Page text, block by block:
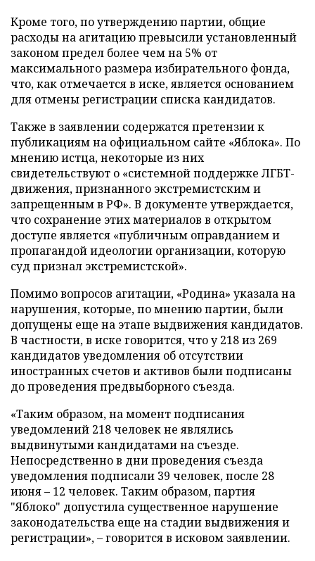
Кроме того, по утверждению партии, общие
расходы на агитацию превысили установленный
законом предел более чем на 5% от
максимального размера избирательного фонда,
что, как отмечается в иске, является основанием
для отмены регистрации списка кандидатов.
Также в заявлении содержатся претензии к
публикациям на официальном сайте «Яблока». По
мнению истца, некоторые из них
свидетельствуют о «системной поддержке ЛГБТ-
движения, признанного экстремистским и
запрещенным в РФ». В документе утверждается,
что сохранение этих материалов в открытом
доступе является «публичным оправданием и
пропагандой идеологии организации, которую
суд признал экстремистской».
Помимо вопросов агитации, «Родина» указала на
нарушения, которые, по мнению партии, были
допущены еще на этапе выдвижения кандидатов.
В частности, в иске говорится, что у 218 из 269
кандидатов уведомления об отсутствии
иностранных счетов и активов были подписаны
до проведения предвыборного съезда.
«Таким образом, на момент подписания
уведомлений 218 человек не являлись
выдвинутыми кандидатами на съезде.
Непосредственно в дни проведения съезда
уведомления подписали 39 человек, после 28
июня – 12 человек. Таким образом, партия
"Яблоко" допустила существенное нарушение
законодательства еще на стадии выдвижения и
регистрации», – говорится в исковом заявлении.